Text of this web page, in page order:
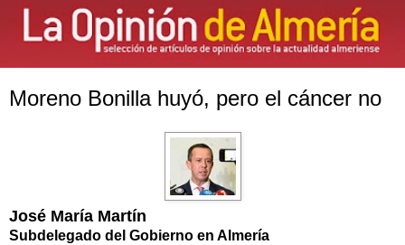
Moreno Bonilla huyó, pero el cáncer no
José María Martín
Subdelegado del Gobierno en Almería